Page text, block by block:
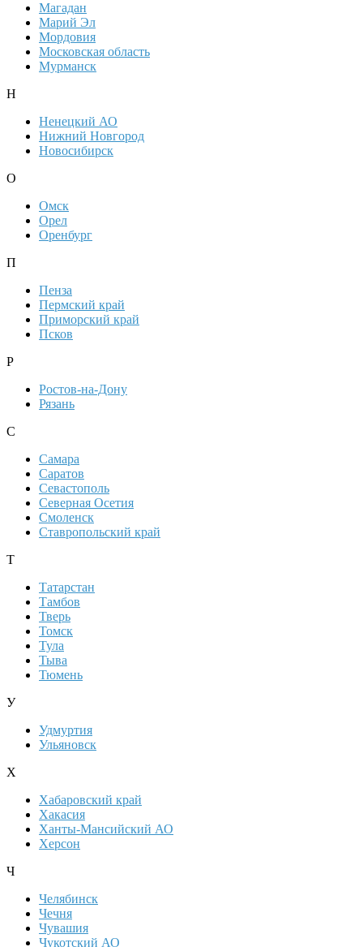
Магадан
Марий Эл
Мордовия
Московская область
Мурманск
Н
Ненецкий АО
Нижний Новгород
Новосибирск
О
Омск
Орел
Оренбург
П
Пенза
Пермский край
Приморский край
Псков
Р
Ростов-на-Дону
Рязань
С
Самара
Саратов
Севастополь
Северная Осетия
Смоленск
Ставропольский край
Т
Татарстан
Тамбов
Тверь
Томск
Тула
Тыва
Тюмень
У
Удмуртия
Ульяновск
Х
Хабаровский край
Хакасия
Ханты-Мансийский АО
Херсон
Ч
Челябинск
Чечня
Чувашия
Чукотский АО